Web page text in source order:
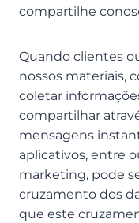
compartilhe
Quando clientes
nossos materiais,
coletar
compartilhar
mensagens
aplicativos, entre
marketing, pode
cruzamento dos
que este